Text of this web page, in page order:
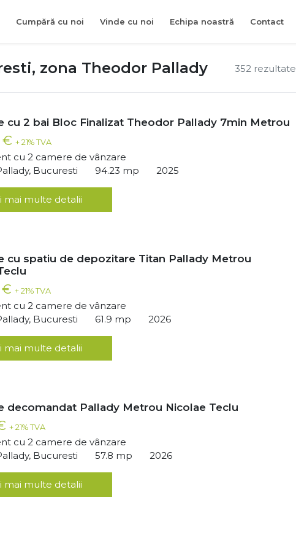
Cumpără cu noi Vinde cu noi Echipa noastră Contact
352 rezultate
zona Theodor Pallady
cu 2 bai Bloc Finalizat Theodor Pallady 7min Metrou
€ + 21% TVA
cu 2 camere de vânzare
Bucuresti
94.23 mp 2025
mai multe detalii
cu spatiu de depozitare Titan Pallady Metrou
€ + 21% TVA
cu 2 camere de vânzare
Bucuresti
61.9 mp 2026
mai multe detalii
decomandat Pallady Metrou Nicolae Teclu
+ 21% TVA
cu 2 camere de vânzare
Bucuresti
57.8 mp 2026
mai multe detalii